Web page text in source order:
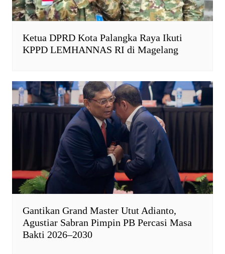
Ketua DPRD Kota Palangka Raya Ikuti
KPPD LEMHANNAS RI di Magelang
Gantikan Grand Master Utut Adianto,
Agustiar Sabran Pimpin PB Percasi Masa
Bakti 2026–2030